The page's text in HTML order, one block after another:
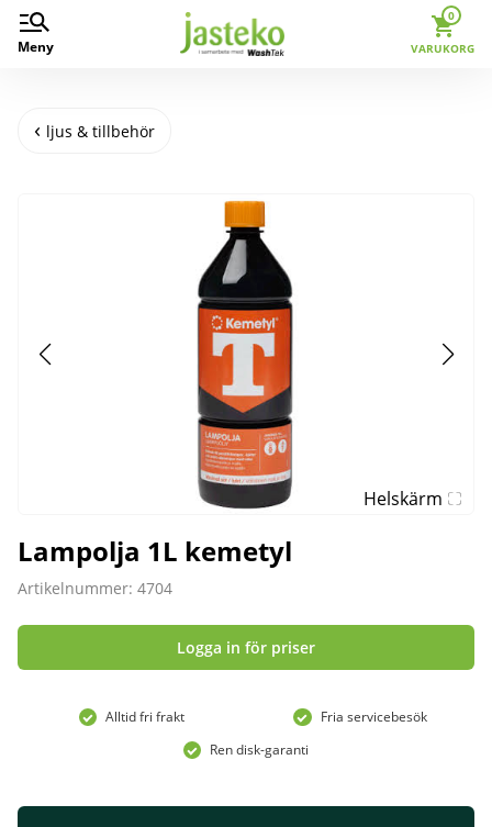
Meny
0
VARUKORG
ljus & tillbehör
Helskärm
Lampolja 1L kemetyl
Artikelnummer: 4704
Logga in för priser
Alltid fri frakt
Fria servicebesök
Ren disk-garanti